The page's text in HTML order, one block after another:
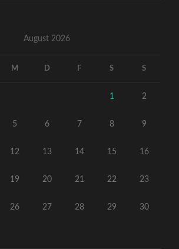
August 2026
M D F S S
1 2
5 6 7 8 9
12 13 14 15 16
19 20 21 22 23
26 27 28 29 30